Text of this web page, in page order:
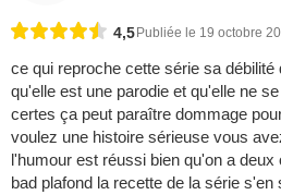
4,5 Publiée le 19 octobre
ce qui reproche cette série sa débilité
qu'elle est une parodie et qu'elle ne
certes ça peut paraître dommage
voulez une histoire sérieuse vous
l'humour est réussi bien qu'on a
bad plafond la recette de la série